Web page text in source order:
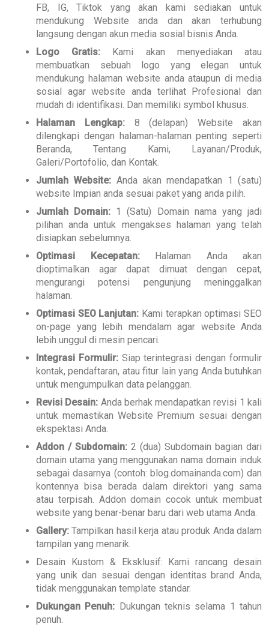
FB, IG, Tiktok yang akan kami sediakan untuk
mendukung Website anda dan akan terhubung
langsung dengan akun media sosial bisnis Anda.
Logo Gratis: Kami akan menyediakan atau
membuatkan sebuah logo yang elegan untuk
mendukung halaman website anda ataupun di media
sosial agar website anda terlihat Profesional dan
mudah di identifikasi. Dan memiliki symbol khusus.
Halaman Lengkap:8 (delapan) Website akan
dilengkapi dengan halaman-halaman penting seperti
Beranda, Tentang Kami, Layanan/Produk,
Galeri/Portofolio, dan Kontak.
Jumlah Website: Anda akan mendapatkan 1 (satu)
website Impian anda sesuai paket yang anda pilih.
Jumlah Domain: 1 (Satu) Domain nama yang jadi
pilihan anda untuk mengakses halaman yang telah
disiapkan sebelumnya.
Optimasi Kecepatan:Halaman Anda akan
dioptimalkan agar dapat dimuat dengan cepat,
mengurangi potensi pengunjung meninggalkan
halaman.
Optimasi SEO Lanjutan: Kami terapkan optimasi SEO
on-page yang lebih mendalam agar website Anda
lebih unggul di mesin pencari.
Integrasi Formulir:Siap terintegrasi dengan formulir
kontak, pendaftaran, atau fitur lain yang Anda butuhkan
untuk mengumpulkan data pelanggan.
Revisi Desain: Anda berhak mendapatkan revisi 1 kali
untuk memastikan Website Premium sesuai dengan
ekspektasi Anda.
Addon / Subdomain: 2 (dua) Subdomain bagian dari
domain utama yang menggunakan nama domain induk
sebagai dasarnya (contoh: blog.domainanda.com) dan
kontennya bisa berada dalam direktori yang sama
atau terpisah. Addon domain cocok untuk membuat
website yang benar-benar baru dari web utama Anda.
Gallery: Tampilkan hasil kerja atau produk Anda dalam
tampilan yang menarik.
Desain Kustom & Eksklusif: Kami rancang desain
yang unik dan sesuai dengan identitas brand Anda,
tidak menggunakan template standar.
Dukungan Penuh: Dukungan teknis selama 1 tahun
penuh.